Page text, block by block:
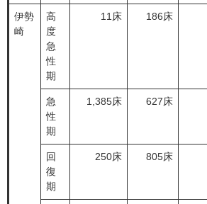
伊勢
崎
高
度
急
性
期
11床 186床
急
性
期
1,385床 627床
回
復
期
250床 805床